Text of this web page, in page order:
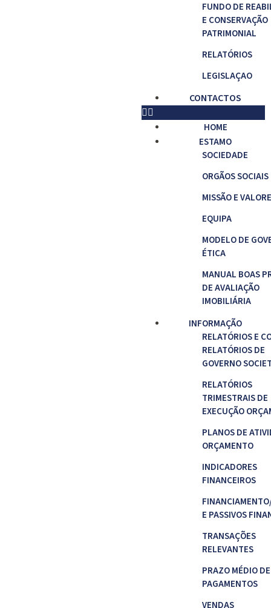
FUNDO DE
E CONSERVAÇÃO
PATRIMONIAL
RELATÓRIOS
LEGISLAÇAO
CONTACTOS
HOME
ESTAMO
SOCIEDADE
ORGÃOS SOCIAIS
MISSÃO E
EQUIPA
MODELO DE
ÉTICA
MANUAL BOAS
DE AVALIAÇÃO
IMOBILIÁRIA
INFORMAÇÃO
RELATÓRIOS E
RELATÓRIOS DE
GOVERNO
RELATÓRIOS
TRIMESTRAIS DE
EXECUÇÃO
PLANOS DE
ORÇAMENTO
INDICADORES
FINANCEIROS
E PASSIVOS
TRANSAÇÕES
RELEVANTES
PRAZO MÉDIO DE
PAGAMENTOS
VENDAS